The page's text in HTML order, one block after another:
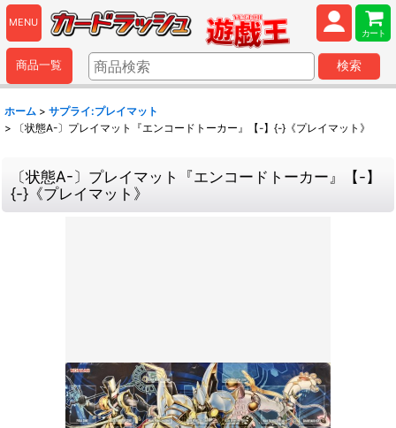
MENU
カート
商品一覧 検索
ホーム > サプライ:プレイマット
>
〔状態A-〕プレイマット『エンコードトーカー』【-】{-}《プレイマット》
〔状態A-〕プレイマット『エンコードトーカー』【-】
{-}《プレイマット》